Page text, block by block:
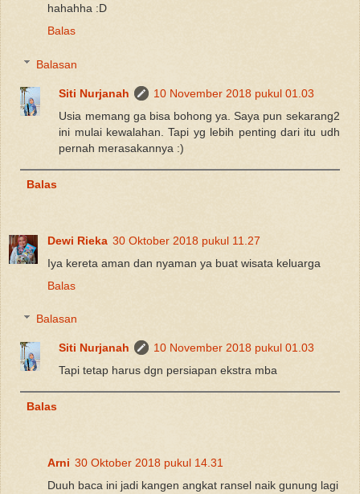
hahahha :D
Balas
Balasan
Siti Nurjanah
10 November 2018 pukul 01.03
Usia memang ga bisa bohong ya. Saya pun sekarang2
ini mulai kewalahan. Tapi yg lebih penting dari itu udh
pernah merasakannya :)
Balas
Dewi Rieka 30 Oktober 2018 pukul 11.27
Iya kereta aman dan nyaman ya buat wisata keluarga
Balas
Balasan
Siti Nurjanah
10 November 2018 pukul 01.03
Tapi tetap harus dgn persiapan ekstra mba
Balas
Arni 30 Oktober 2018 pukul 14.31
Duuh baca ini jadi kangen angkat ransel naik gunung lagi